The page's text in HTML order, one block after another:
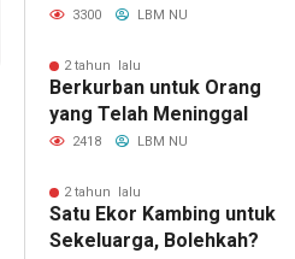
3300 LBM NU
2 tahun lalu
Berkurban untuk Orang
yang Telah Meninggal
2418 LBM NU
2 tahun lalu
Satu Ekor Kambing untuk
Sekeluarga, Bolehkah?